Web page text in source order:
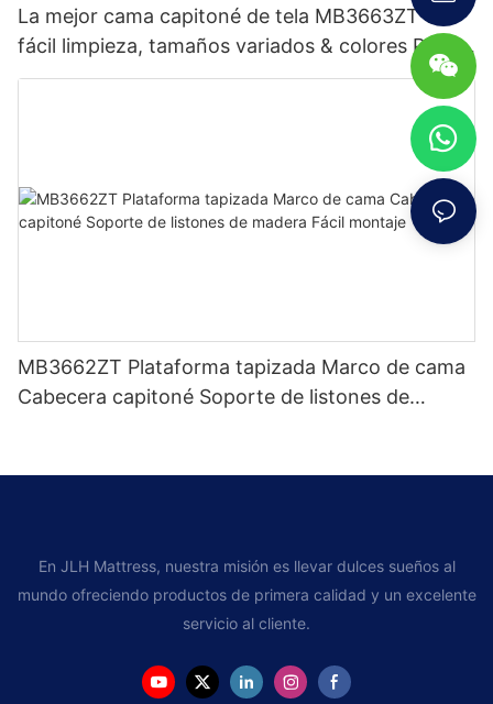
La mejor cama capitoné de tela MB3663ZT de
fácil limpieza, tamaños variados & colores Precio
de fábrica - Muebles JLH
MB3662ZT Plataforma tapizada Marco de cama
Cabecera capitoné Soporte de listones de
En JLH Mattress, nuestra misión es llevar dulces sueños al
mundo ofreciendo productos de primera calidad y un excelente
servicio al cliente.